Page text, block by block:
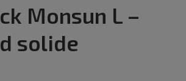
Monsun L –
solide